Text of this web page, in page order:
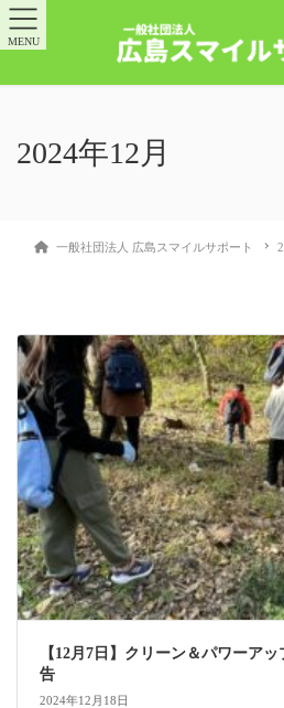
2024年12月
一般社団法人 広島スマイルサポート
【12月7日】クリーン＆パワーア
告
2024年12月18日
MENU